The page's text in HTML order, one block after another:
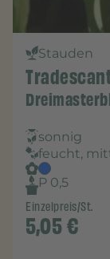
Stauden
sonnig
feucht,
P 0,5
Einzelpreis/St.
5,05€